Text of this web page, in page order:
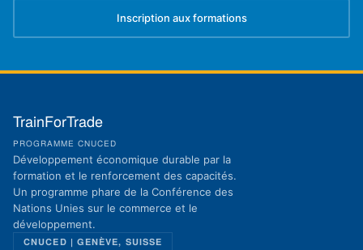
Inscription aux formations
(s'ouvre dans un nouvel onglet)
TrainForTrade
PROGRAMME CNUCED
Développement économique durable par la
formation et le renforcement des capacités.
Un programme phare de la Conférence des
Nations Unies sur le commerce et le
développement.
CNUCED | GENÈVE, SUISSE